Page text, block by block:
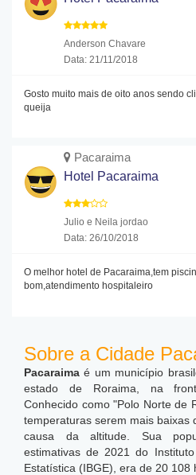
Anderson Chavare
Data: 21/11/2018
Gosto muito mais de oito anos sendo
queija
Pacaraima
Hotel Pacaraima
Julio e Neila jordao
Data: 26/10/2018
O melhor hotel de Pacaraima,tem
bom,atendimento hospitaleiro
Sobre a Cidade
Pacaraima é um município
estado de Roraima, na
Conhecido como "Polo Norte de
temperaturas serem mais baixas
causa da altitude. Sua
estimativas de 2021 do
Estatística (IBGE), era de 20 108